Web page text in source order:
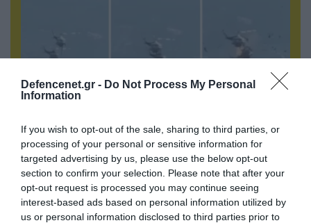
Defencenet.gr - Do Not Process My Personal
Information
If you wish to opt-out of the sale, sharing to third parties, or
processing of your personal or sensitive information for
targeted advertising by us, please use the below opt-out
section to confirm your selection. Please note that after your
opt-out request is processed you may continue seeing
interest-based ads based on personal information utilized by
us or personal information disclosed to third parties prior to
07.08.2026 | 01:02
Ελέγχεται αμοντάριστο βίντεο της σύγκρουσης
των ελικοπτέρων στην Ψάθα – Σενάριο για
τρίτο ελικόπτερο